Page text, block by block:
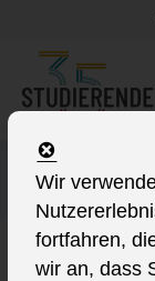
Wir
fortfahren,
wir an, dass